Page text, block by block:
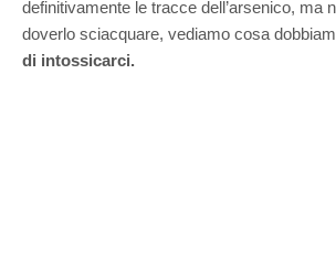
definitivamente le tracce dell’arsenico, ma
doverlo sciacquare, vediamo cosa
di intossicarci.